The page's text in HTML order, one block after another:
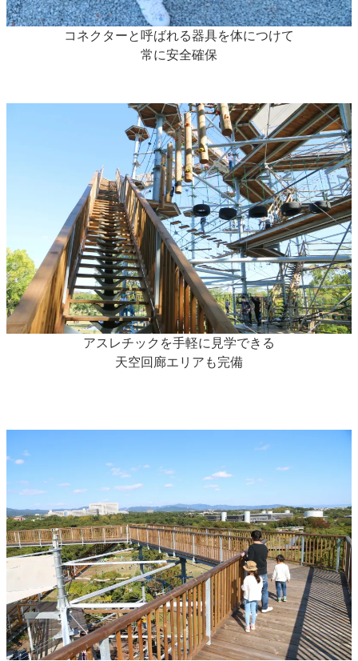
コネクターと呼ばれる器具を体につけて
常に安全確保
アスレチックを手軽に見学できる
天空回廊エリアも完備